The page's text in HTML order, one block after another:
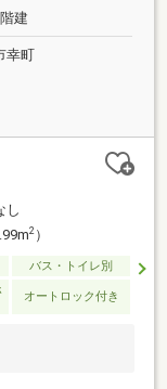
建
幸町
し
2）
バス・トイレ別
オートロック付き